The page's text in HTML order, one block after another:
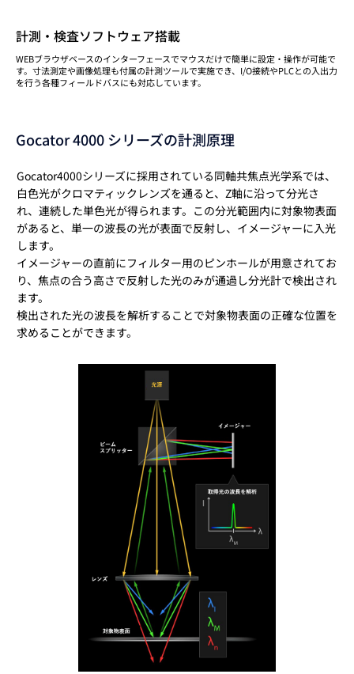
計測・検査ソフトウェア搭載
WEBブラウザベースのインターフェースでマウスだけで簡単に設定・操作が可能で
す。寸法測定や画像処理も付属の計測ツールで実施でき、I/O接続やPLCとの入出力
を行う各種フィールドバスにも対応しています。
Gocator 4000 シリーズの計測原理
Gocator4000シリーズに採用されている同軸共焦点光学系では、
白色光がクロマティックレンズを通ると、Z軸に沿って分光さ
れ、連続した単色光が得られます。この分光範囲内に対象物表面
があると、単一の波長の光が表面で反射し、イメージャーに入光
します。
イメージャーの直前にフィルター用のピンホールが用意されてお
り、焦点の合う高さで反射した光のみが通過し分光計で検出され
ます。
検出された光の波長を解析することで対象物表面の正確な位置を
求めることができます。